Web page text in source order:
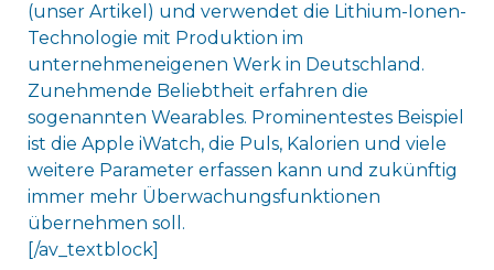
(unser Artikel) und verwendet die Lithium-Ionen-
Technologie mit Produktion im
unternehmeneigenen Werk in Deutschland.
Zunehmende Beliebtheit erfahren die
sogenannten Wearables. Prominentestes Beispiel
ist die Apple iWatch, die Puls, Kalorien und viele
weitere Parameter erfassen kann und zukünftig
immer mehr Überwachungsfunktionen
übernehmen soll.
[/av_textblock]